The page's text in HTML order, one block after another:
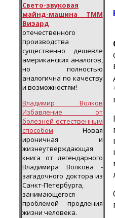
Свето-звуковая
майнд-машина ТММ
Визард
отечественного
производства
существенно дешевле
американских аналогов,
но полностью
аналогична по качеству
и возможностям!
Владимир Волков
Избавление от
болезней естественным
способом Новая
ироничная и
жизнеутверждающая
книга от легендарного
Владимира Волкова -
загадочного доктора из
Санкт-Петербурга,
занимающегося
проблемой продления
жизни человека.